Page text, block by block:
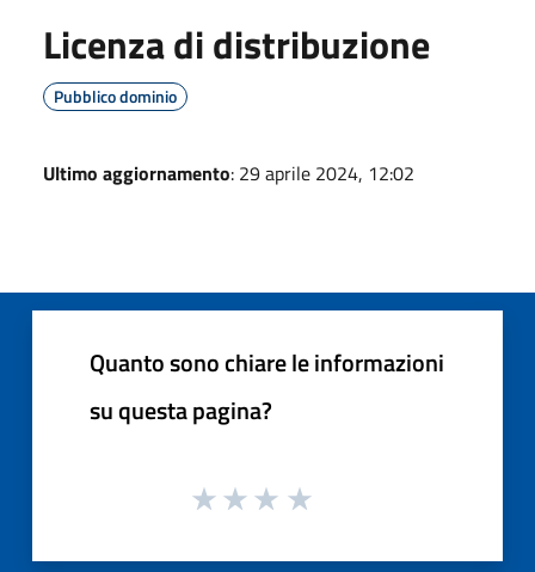
Licenza di distribuzione
Pubblico dominio
Ultimo aggiornamento: 29 aprile 2024, 12:02
Quanto sono chiare le informazioni
su questa pagina?